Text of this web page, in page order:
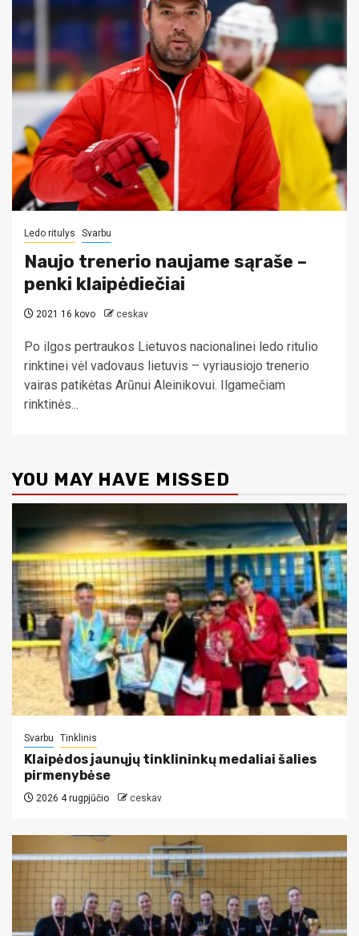
Ledo ritulys Svarbu
Naujo trenerio naujame sąraše –
penki klaipėdiečiai
2021 16 kovo ceskav
Po ilgos pertraukos Lietuvos nacionalinei ledo ritulio
rinktinei vėl vadovaus lietuvis – vyriausiojo trenerio
vairas patikėtas Arūnui Aleinikovui. Ilgamečiam
rinktinės...
YOU MAY HAVE MISSED
Svarbu Tinklinis
Klaipėdos jaunųjų tinklininkų medaliai šalies
pirmenybėse
2026 4 rugpjūčio ceskav